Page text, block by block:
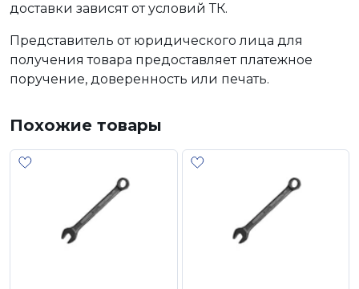
доставки зависят от условий ТК.
Представитель от юридического лица для
получения товара предоставляет платежное
поручение, доверенность или печать.
Похожие товары